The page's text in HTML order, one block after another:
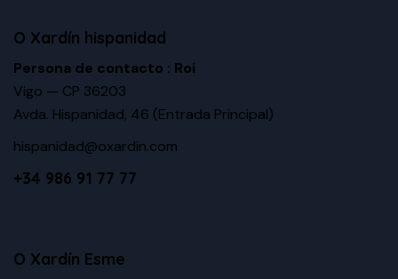
O Xardín hispanidad
Persona de contacto : Roi
Vigo — CP 36203
Avda. Hispanidad, 46 (Entrada Principal)
hispanidad@oxardin.com
+34 986 91 77 77
O Xardín Esme